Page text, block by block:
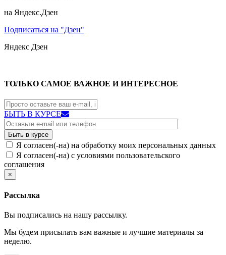
на Яндекс.Дзен
Подписаться на "Дзен"
Яндекс Дзен
ТОЛЬКО САМОЕ ВАЖНОЕ И ИНТЕРЕСНОЕ
БЫТЬ В КУРСЕ
Я согласен(-на) на обработку моих персональных данных
Я согласен(-на) с условиями пользовательского
соглашения
×
Рассылка
Вы подписались на нашу рассылку.
Мы будем присылать вам важные и лучшие материалы за
неделю.